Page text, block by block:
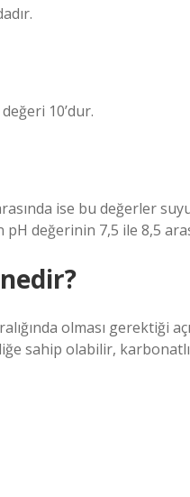
10’dur.
ise bu değerler
değerinin 7,5 ile 8,5
olması gerektiği
sahip olabilir,